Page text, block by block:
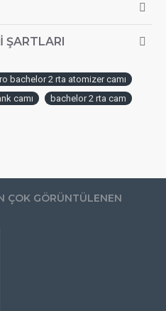
bachelor 2 rta atomizer camı
camı
bachelor 2 rta cam
ÇOK GÖRÜNTÜLENEN